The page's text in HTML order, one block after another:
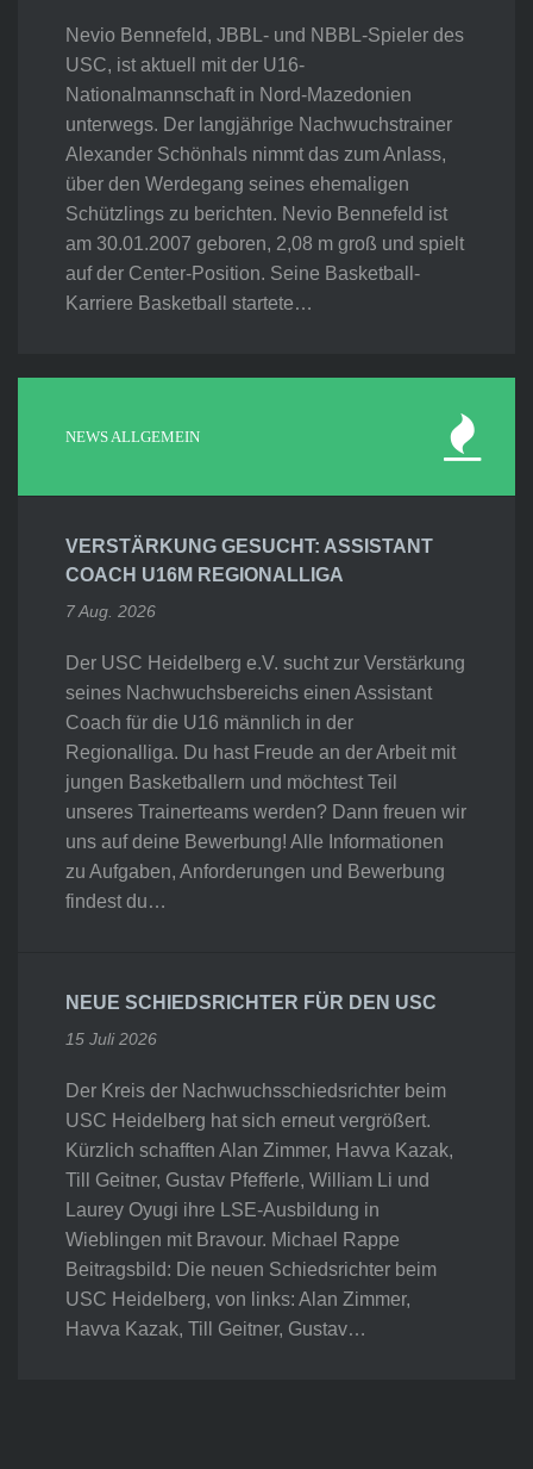
Nevio Bennefeld, JBBL- und NBBL-Spieler des
USC, ist aktuell mit der U16-
Nationalmannschaft in Nord-Mazedonien
unterwegs. Der langjährige Nachwuchstrainer
Alexander Schönhals nimmt das zum Anlass,
über den Werdegang seines ehemaligen
Schützlings zu berichten. Nevio Bennefeld ist
am 30.01.2007 geboren, 2,08 m groß und spielt
auf der Center-Position. Seine Basketball-
Karriere Basketball startete…
NEWS ALLGEMEIN
VERSTÄRKUNG GESUCHT: ASSISTANT
COACH U16M REGIONALLIGA
7 Aug. 2026
Der USC Heidelberg e.V. sucht zur Verstärkung
seines Nachwuchsbereichs einen Assistant
Coach für die U16 männlich in der
Regionalliga. Du hast Freude an der Arbeit mit
jungen Basketballern und möchtest Teil
unseres Trainerteams werden? Dann freuen wir
uns auf deine Bewerbung! Alle Informationen
zu Aufgaben, Anforderungen und Bewerbung
findest du…
NEUE SCHIEDSRICHTER FÜR DEN USC
15 Juli 2026
Der Kreis der Nachwuchsschiedsrichter beim
USC Heidelberg hat sich erneut vergrößert.
Kürzlich schafften Alan Zimmer, Havva Kazak,
Till Geitner, Gustav Pfefferle, William Li und
Laurey Oyugi ihre LSE-Ausbildung in
Wieblingen mit Bravour. Michael Rappe
Beitragsbild: Die neuen Schiedsrichter beim
USC Heidelberg, von links: Alan Zimmer,
Havva Kazak, Till Geitner, Gustav…